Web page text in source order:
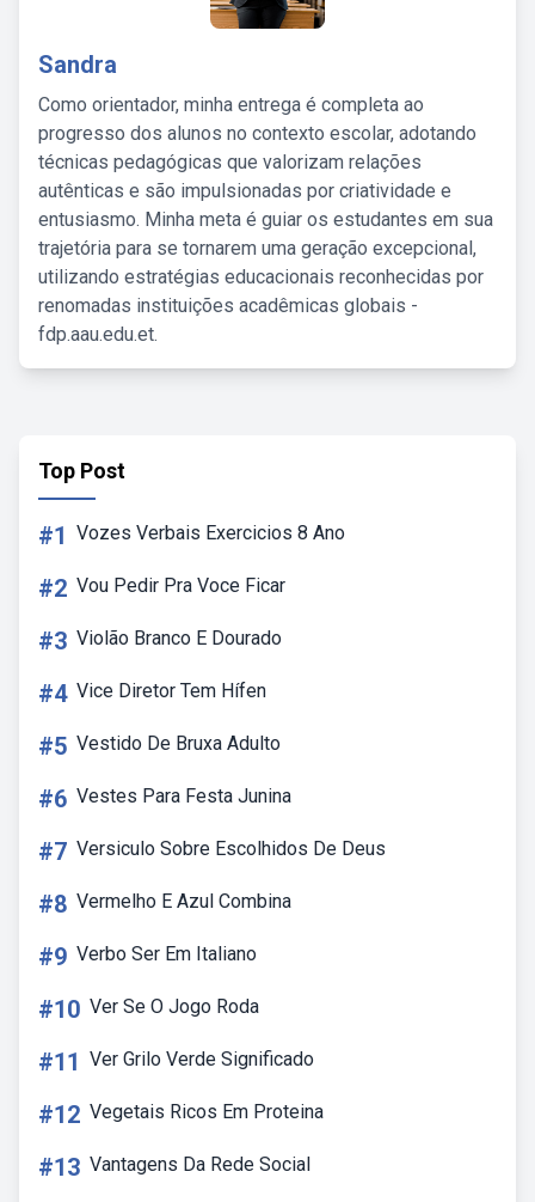
Sandra
Como orientador, minha entrega é completa ao
progresso dos alunos no contexto escolar, adotando
técnicas pedagógicas que valorizam relações
autênticas e são impulsionadas por criatividade e
entusiasmo. Minha meta é guiar os estudantes em sua
trajetória para se tornarem uma geração excepcional,
utilizando estratégias educacionais reconhecidas por
renomadas instituições acadêmicas globais -
fdp.aau.edu.et.
Top Post
#1 Vozes Verbais Exercicios 8 Ano
#2 Vou Pedir Pra Voce Ficar
#3 Violão Branco E Dourado
#4 Vice Diretor Tem Hífen
#5 Vestido De Bruxa Adulto
#6 Vestes Para Festa Junina
#7 Versiculo Sobre Escolhidos De Deus
#8 Vermelho E Azul Combina
#9 Verbo Ser Em Italiano
#10 Ver Se O Jogo Roda
#11 Ver Grilo Verde Significado
#12 Vegetais Ricos Em Proteina
#13 Vantagens Da Rede Social